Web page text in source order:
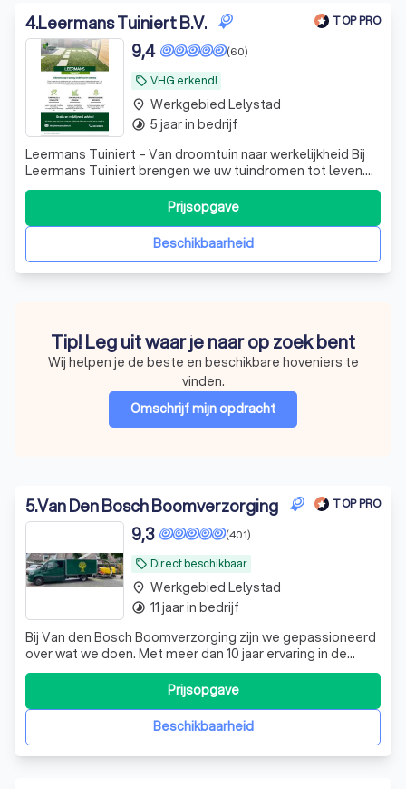
4.Leermans Tuiniert B.V. TOP PRO
local_offer VHG erkend!
(60)
9,4
Leermans Tuiniert – Van droomtuin naar werkelijkheid Bij
Leermans Tuiniert brengen we uw tuindromen tot leven.
Of het nu gaat om een complete tuinaanleg, renovatie, of
onderhoud, wij staan garant voor vakmanschap en oog
voor detail. Van strak design tot weelderige groene
oases: wij realiseren een tBeschikbaarheid
Prijsopgave
place Werkgebied Lelystad
timelapse 5 jaar in bedrijf
Tip! Leg uit waar je naar op zoek bent
Wij helpen je de beste en beschikbare hoveniers te
vinden.
Omschrijf mijn opdracht
5.Van Den Bosch Boomverzorging TOP PRO
local_offer Direct beschikbaar
(401)
9,3
Bij Van den Bosch Boomverzorging zijn we gepassioneerd
over wat we doen. Met meer dan 10 jaar ervaring in de
groensector, zijn we een jong bedrijf dat elke dag streeft
naar 100% klanttevredenheid. Onze diensten omvatten
het rooien, kappen en snoeien van bomen. Bij het rooien
wordt de volledige boom,Beschikbaarheid
Prijsopgave
place Werkgebied Lelystad
timelapse 11 jaar in bedrijf